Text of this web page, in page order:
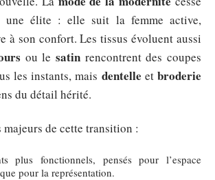
élite : elle suit la femme active,
à son confort. Les tissus évoluent aussi
ou le satinrencontrent des coupes
les instants, mais dentelle et broderie
du détail hérité.
de cette transition :
plus fonctionnels, pensés pour l’espace
pour la représentation.